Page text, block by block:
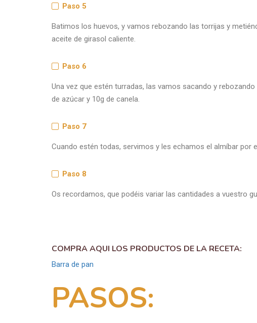
Paso 5
Batimos los huevos, y vamos rebozando las torrijas y
aceite de girasol caliente.
Paso 6
Una vez que estén turradas, las vamos sacando y
de azúcar y 10g de canela.
Paso 7
Cuando estén todas, servimos y les echamos el almíbar por
Paso 8
Os recordamos, que podéis variar las cantidades a vuestro
COMPRA AQUI LOS PRODUCTOS DE LA RECETA:
Barra de pan
PASOS: